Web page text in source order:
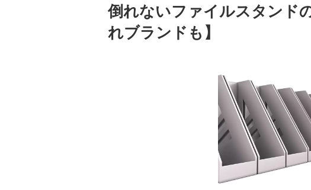
倒れないファイルスタンド
れブランドも】